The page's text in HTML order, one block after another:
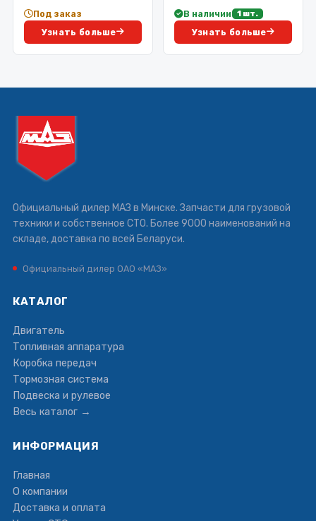
Под заказ
Узнать больше
В наличии 1 шт.
Узнать больше
Официальный дилер МАЗ в Минске. Запчасти для грузовой
техники и собственное СТО. Более 9000 наименований на
складе, доставка по всей Беларуси.
Официальный дилер ОАО «МАЗ»
КАТАЛОГ
Двигатель
Топливная аппаратура
Коробка передач
Тормозная система
Подвеска и рулевое
Весь каталог →
ИНФОРМАЦИЯ
Главная
О компании
Доставка и оплата